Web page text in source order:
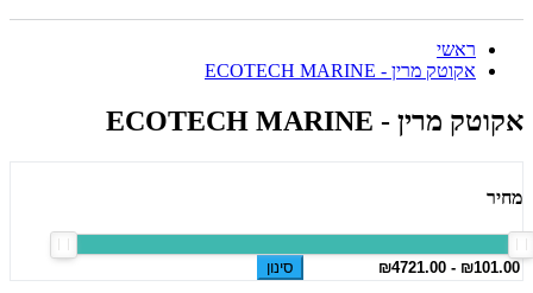
ראשי
אקוטק מרין - ECOTECH MARINE
אקוטק מרין - ECOTECH MARINE
מחיר
סינון